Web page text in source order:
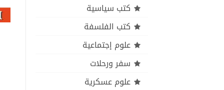
كتب سياسية
كتب الفلسفة
علوم إجتماعية
سفر ورحلات
علوم عسكرية